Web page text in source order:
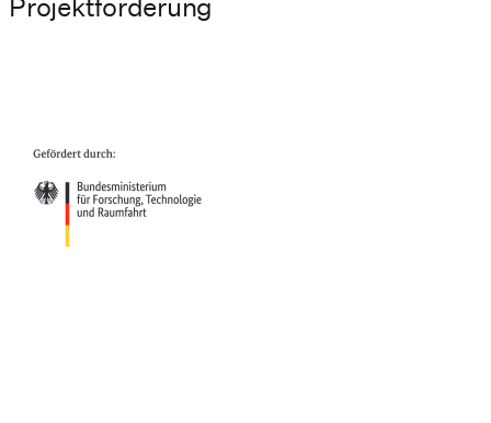
Projektförderung